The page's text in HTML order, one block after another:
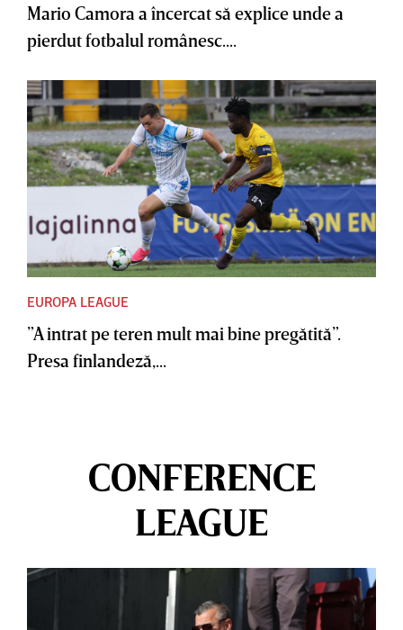
Mario Camora a încercat să explice unde a
pierdut fotbalul românesc....
EUROPA LEAGUE
”A intrat pe teren mult mai bine pregătită”.
Presa finlandeză,...
CONFERENCE
LEAGUE